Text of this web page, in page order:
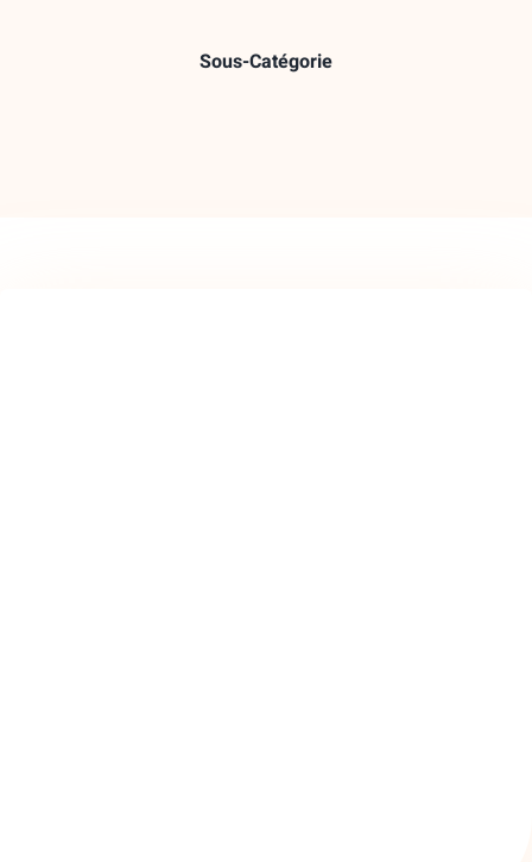
Sous-Catégorie